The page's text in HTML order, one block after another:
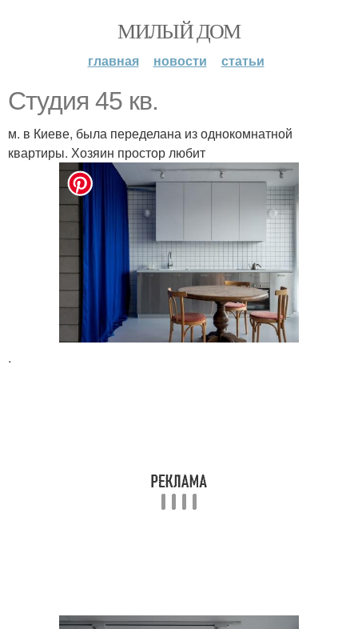
МИЛЫЙ ДОМ
главная новости статьи
Студия 45 кв.
м. в Киеве, была переделана из однокомнатной
квартиры. Хозяин простор любит
.